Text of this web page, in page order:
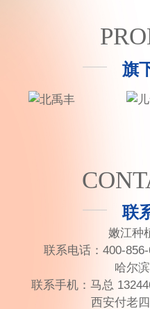
旗
联
嫩江种
联系电话： 400-
哈尔
联系手机： 马总
西安付老